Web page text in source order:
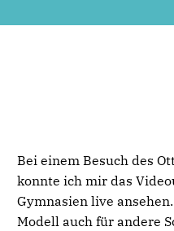
Bei einem Besuch des
konnte ich mir das
Gymnasien live
Modell auch für andere